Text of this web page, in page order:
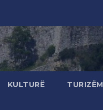
KULTURË TURIZËM